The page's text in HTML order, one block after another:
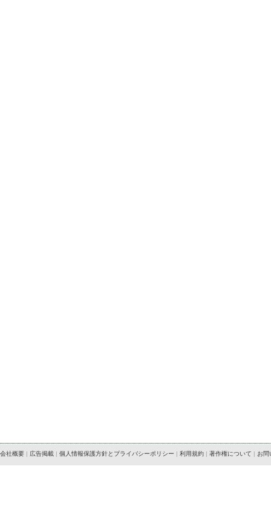
会社概要 | 広告掲載 | 個人情報保護方針とプライバシーポリシー | 利用規約 | 著作権について | お問